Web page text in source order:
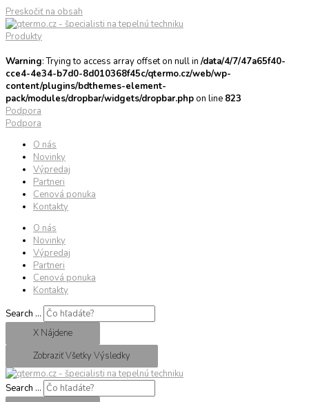
Preskočiť na obsah
Produkty
Warning: Trying to access array offset on null in /data/4/7/47a65f40-
cce4-4e34-b7d0-8d010368f45c/qtermo.cz/web/wp-
content/plugins/bdthemes-element-
pack/modules/dropbar/widgets/dropbar.phpon line 823
Podpora
Podpora
O nás
Novinky
Výpredaj
Partneri
Cenová ponuka
Kontakty
O nás
Novinky
Výpredaj
Partneri
Cenová ponuka
Kontakty
Search ...
X Nájdene
Zobraziť Všetky Výsledky
Search ...